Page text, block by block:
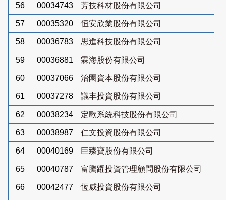
56 00034743 芳技科材股份有限公司
57 00035320 恒安欣業股份有限公司
58 00036783 思進科技股份有限公司
59 00036881 霖海股份有限公司
60 00037066 治園資本股份有限公司
61 00037278 議丰投資股份有限公司
62 00038234 定歐系統科技股份有限公司
63 00038987 仁文投資股份有限公司
64 00040169 巨臻寶股份有限公司
65 00040787 富騰躍投資管理顧問股份有限公司
66 00042477 恆威投資股份有限公司